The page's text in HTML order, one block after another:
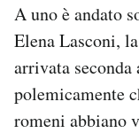
A uno è andato
Elena Lasconi,
arrivata seconda
polemicamente
romeni abbiano